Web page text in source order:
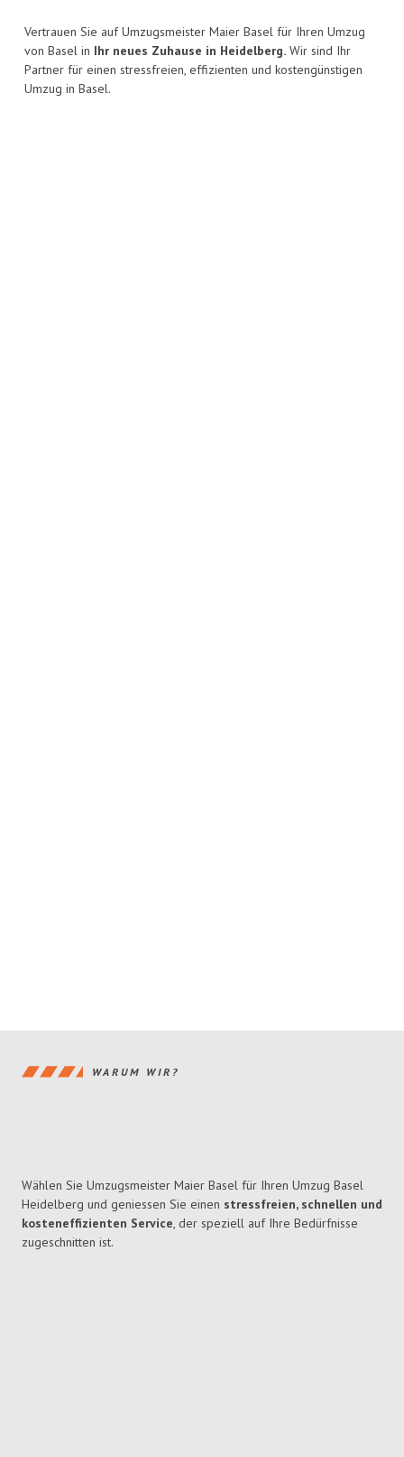
Vertrauen Sie auf Umzugsmeister Maier Basel für Ihren Umzug
von Basel in Ihr neues Zuhause in Heidelberg. Wir sind Ihr
Partner für einen stressfreien, effizienten und kostengünstigen
Umzug in Basel.
WARUM WIR?
Wählen Sie Umzugsmeister Maier Basel für Ihren Umzug Basel
Heidelberg und geniessen Sie einen stressfreien, schnellen und
kosteneffizienten Service, der speziell auf Ihre Bedürfnisse
zugeschnitten ist.